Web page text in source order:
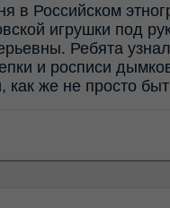
в Российском
игрушки под
Ребята
и росписи
как же не просто